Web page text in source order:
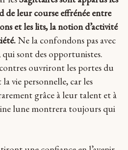
de leur course effrénée entre
et les lits, la notion d’activité
Ne la confondons pas avec
qui sont des opportunistes.
ouvriront les portes du
vie personnelle, car les
grâce à leur talent et à
lune montrera toujours qui